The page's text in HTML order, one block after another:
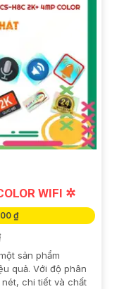
WIFI ✲
₫
sản phẩm
quả. Với độ phân
nét, chi tiết và chất